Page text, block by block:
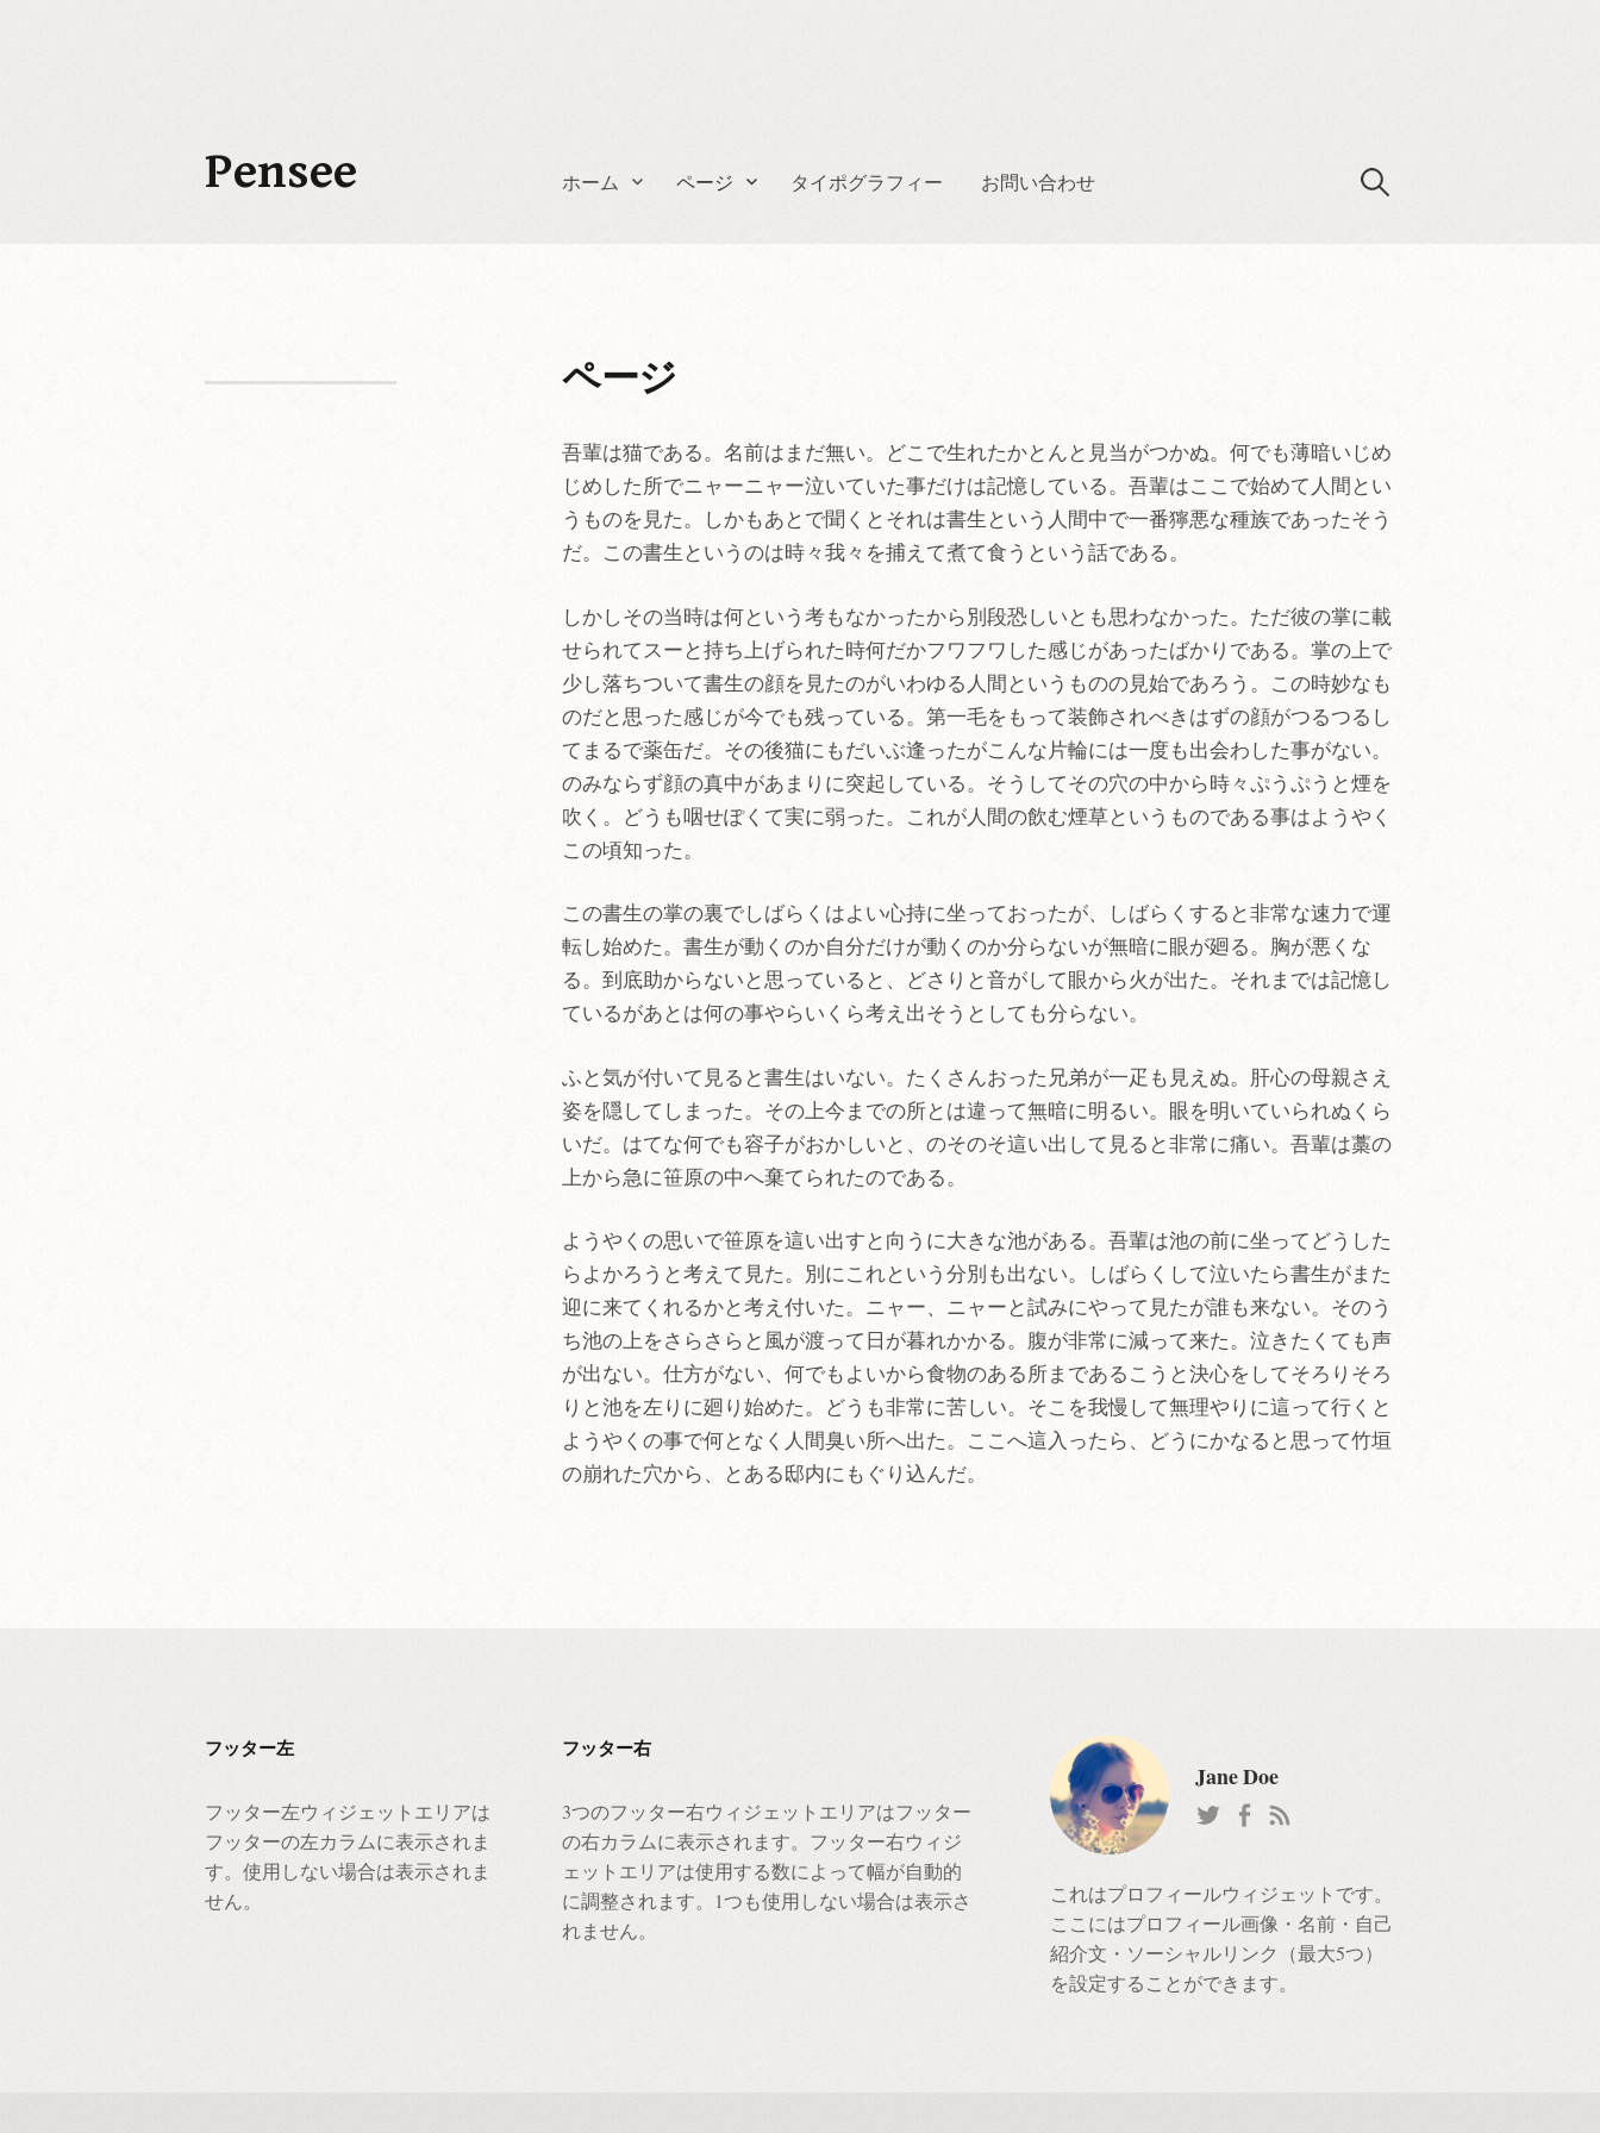
Pensee ホーム ページ タイポグラフィー お問い合わせ 検
ページ
吾輩は猫である。名前はまだ無い。どこで生れたかとんと見当がつかぬ。何でも薄暗いじめ
じめした所でニャーニャー泣いていた事だけは記憶している。吾輩はここで始めて人間とい
うものを見た。しかもあとで聞くとそれは書生という人間中で一番獰悪な種族であったそう
だ。この書生というのは時々我々を捕えて煮て食うという話である。
しかしその当時は何という考もなかったから別段恐しいとも思わなかった。ただ彼の掌に載
せられてスーと持ち上げられた時何だかフワフワした感じがあったばかりである。掌の上で
少し落ちついて書生の顔を見たのがいわゆる人間というものの見始であろう。この時妙なも
のだと思った感じが今でも残っている。第一毛をもって装飾されべきはずの顔がつるつるし
てまるで薬缶だ。その後猫にもだいぶ逢ったがこんな片輪には一度も出会わした事がない。
のみならず顔の真中があまりに突起している。そうしてその穴の中から時々ぷうぷうと煙を
吹く。どうも咽せぽくて実に弱った。これが人間の飲む煙草というものである事はようやく
この頃知った。
この書生の掌の裏でしばらくはよい心持に坐っておったが、しばらくすると非常な速力で運
転し始めた。書生が動くのか自分だけが動くのか分らないが無暗に眼が廻る。胸が悪くな
る。到底助からないと思っていると、どさりと音がして眼から火が出た。それまでは記憶し
ているがあとは何の事やらいくら考え出そうとしても分らない。
ふと気が付いて見ると書生はいない。たくさんおった兄弟が一疋も見えぬ。肝心の母親さえ
姿を隠してしまった。その上今までの所とは違って無暗に明るい。眼を明いていられぬくら
いだ。はてな何でも容子がおかしいと、のそのそ這い出して見ると非常に痛い。吾輩は藁の
上から急に笹原の中へ棄てられたのである。
ようやくの思いで笹原を這い出すと向うに大きな池がある。吾輩は池の前に坐ってどうした
らよかろうと考えて見た。別にこれという分別も出ない。しばらくして泣いたら書生がまた
迎に来てくれるかと考え付いた。ニャー、ニャーと試みにやって見たが誰も来ない。そのう
ち池の上をさらさらと風が渡って日が暮れかかる。腹が非常に減って来た。泣きたくても声
が出ない。仕方がない、何でもよいから食物のある所まであるこうと決心をしてそろりそろ
りと池を左りに廻り始めた。どうも非常に苦しい。そこを我慢して無理やりに這って行くと
ようやくの事で何となく人間臭い所へ出た。ここへ這入ったら、どうにかなると思って竹垣
の崩れた穴から、とある邸内にもぐり込んだ。
フッター左
フッター左ウィジェットエリアは
フッターの左カラムに表示されま
す。使用しない場合は表示されま
せん。
フッター右
3つのフッター右ウィジェットエリアはフッター
の右カラムに表示されます。フッター右ウィジ
ェットエリアは使用する数によって幅が自動的
に調整されます。1つも使用しない場合は表示さ
れません。
Jane Doe
これはプロフィールウィジェットです。
ここにはプロフィール画像・名前・自己
紹介文・ソーシャルリンク（最大5つ）
を設定することができます。